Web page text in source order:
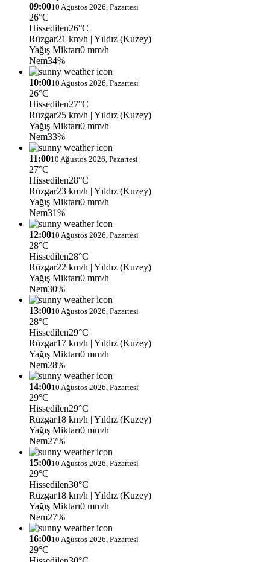
09:0010 Ağustos 2026, Pazartesi
26°C
Hissedilen26°C
Rüzgar21 km/h | Yıldız (Kuzey)
Yağış Miktarı0 mm/h
Nem34%
10:0010 Ağustos 2026, Pazartesi
26°C
Hissedilen27°C
Rüzgar25 km/h | Yıldız (Kuzey)
Yağış Miktarı0 mm/h
Nem33%
11:0010 Ağustos 2026, Pazartesi
27°C
Hissedilen28°C
Rüzgar23 km/h | Yıldız (Kuzey)
Yağış Miktarı0 mm/h
Nem31%
12:0010 Ağustos 2026, Pazartesi
28°C
Hissedilen28°C
Rüzgar22 km/h | Yıldız (Kuzey)
Yağış Miktarı0 mm/h
Nem30%
13:0010 Ağustos 2026, Pazartesi
28°C
Hissedilen29°C
Rüzgar17 km/h | Yıldız (Kuzey)
Yağış Miktarı0 mm/h
Nem28%
14:0010 Ağustos 2026, Pazartesi
29°C
Hissedilen29°C
Rüzgar18 km/h | Yıldız (Kuzey)
Yağış Miktarı0 mm/h
Nem27%
15:0010 Ağustos 2026, Pazartesi
29°C
Hissedilen30°C
Rüzgar18 km/h | Yıldız (Kuzey)
Yağış Miktarı0 mm/h
Nem27%
16:0010 Ağustos 2026, Pazartesi
29°C